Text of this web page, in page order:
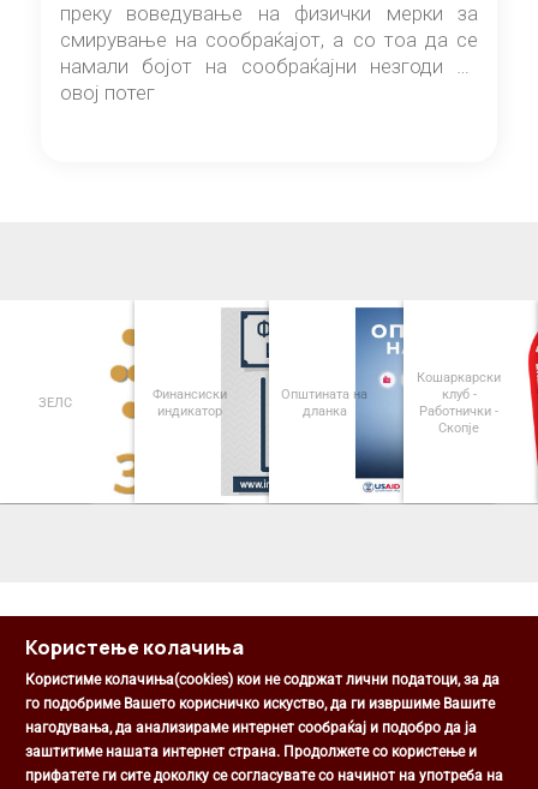
преку воведување на физички мерки за
смирување на сообраќајот, а со тоа да се
намали бојот на сообраќајни незгоди на
овој потег
ЗЕЛС
Финансиски
индикатор
Општината на
дланка
Кошаркарски
клуб -
Работнички -
Скопје
Општина Центар
Михаил Цоков бр. 1, Скопје
Користење колачиња
Користиме колачиња(cookies) кои не содржат лични податоци, за да
го подобриме Вашето корисничко искуство, да ги извршиме Вашите
нагодувања, да анализираме интернет сообраќај и подобро да ја
заштитиме нашата интернет страна. Продолжете со користење и
прифатете ги сите доколку се согласувате со начинот на употреба на